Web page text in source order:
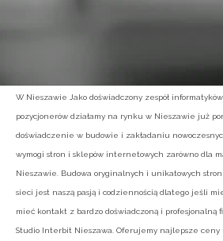
W Nieszawie Jako doświadczony zespół
pozycjonerów działamy na rynku w Nieszawie już
doświadczenie w budowie i zakładaniu
wymogi stron i sklepów internetowych zarówno dla
Nieszawie. Budowa oryginalnych i unikatowych
sieci jest naszą pasją i codziennością dlatego jeśli
mieć kontakt z bardzo doświadczoną i profesjonalną
Studio Interbit Nieszawa. Oferujemy najlepsze ceny